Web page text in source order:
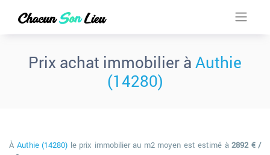
Prix achat immobilier à Authie
(14280)
À Authie (14280) le prix immobilier au m2 moyen est estimé à 2892 € /